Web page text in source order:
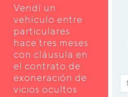
Vendí un
vehículo entre
particulares
hace tres meses
con cláusula en
el contrato de
exoneración de
vicios ocultos